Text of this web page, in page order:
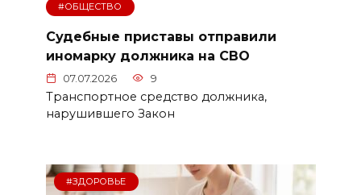
#ОБЩЕСТВО
Судебные приставы отправили
иномарку должника на СВО
07.07.2026 9
Транспортное средство должника,
нарушившего Закон
#ЗДОРОВЬЕ